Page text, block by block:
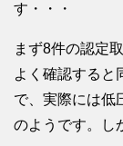
す・・・
まず8件の認定
よく確認すると
で、実際には低
のようです。し